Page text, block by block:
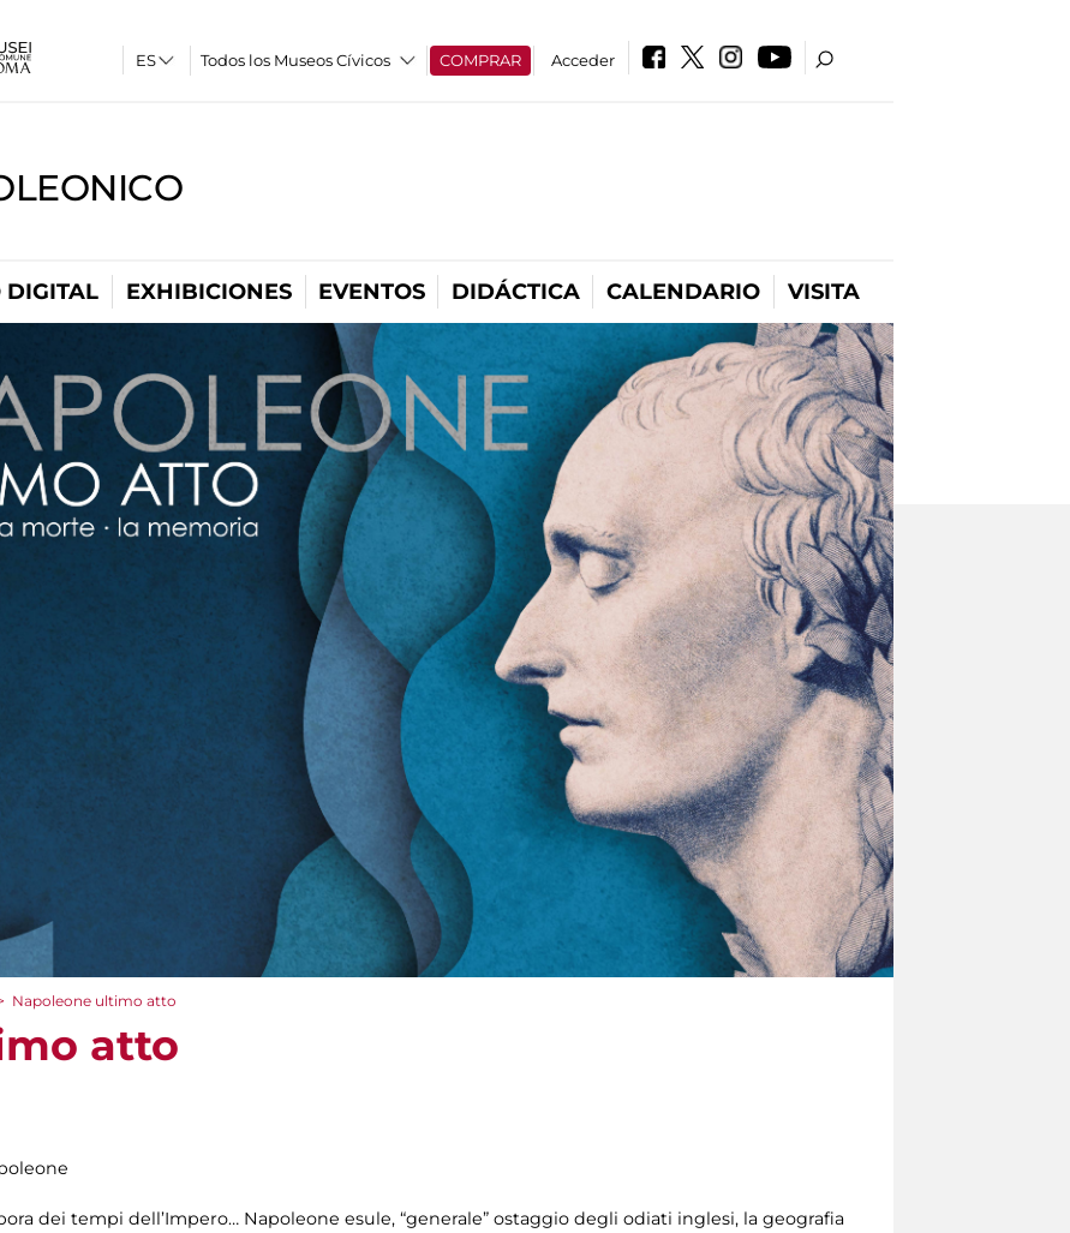
Todos los Museos Cívicos COMPRAR Acceder
DIGITAL EXHIBICIONES EVENTOS DIDÁCTICA CALENDARIO VISITA
Napoleone ultimo atto
atto
dei tempi dell’Impero… Napoleone esule, “generale” ostaggio degli odiati inglesi, la geografia